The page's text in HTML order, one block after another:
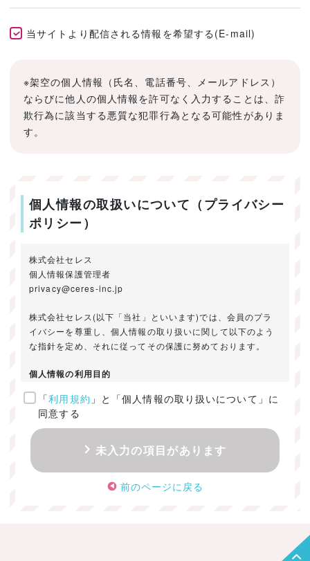
当サイトより配信される情報を希望する(E-mail)
※架空の個人情報（氏名、電話番号、メールアドレス）
ならびに他人の個人情報を許可なく入力することは、詐
欺行為に該当する悪質な犯罪行為となる可能性がありま
す。
個人情報の取扱いについて（プライバシー
ポリシー）
株式会社セレス
個人情報保護管理者
privacy@ceres-inc.jp
株式会社セレス(以下「当社」といいます)では、会員のプラ
イバシーを尊重し、個人情報の取り扱いに関して以下のよう
な指針を定め、それに従ってその保護に努めております。
個人情報の利用目的
ご提供いただきました個人情報は、以下のためにのみ利用い
たします。
・お問い合わせに対する回答及び資料送付のご連絡
・当社のお客様向けサービスの提供
・本人確認
・サービスの開発・改善のための分析
「利用規約 」と「個人情報の取り扱いについて」に
同意する
未入力の項目があります
前のページに戻る